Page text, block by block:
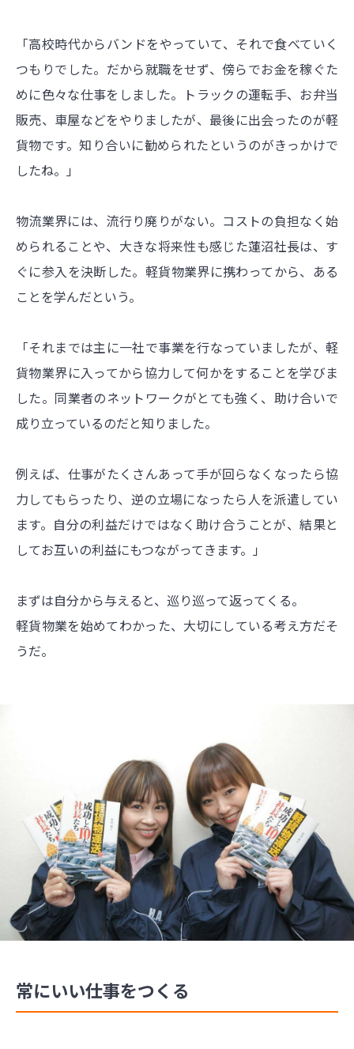
「高校時代からバンドをやっていて、それで食べていく
つもりでした。だから就職をせず、傍らでお金を稼ぐた
めに色々な仕事をしました。トラックの運転手、お弁当
販売、車屋などをやりましたが、最後に出会ったのが軽
貨物です。知り合いに勧められたというのがきっかけで
したね。」
物流業界には、流行り廃りがない。コストの負担なく始
められることや、大きな将来性も感じた蓮沼社長は、す
ぐに参入を決断した。軽貨物業界に携わってから、ある
ことを学んだという。
「それまでは主に一社で事業を行なっていましたが、軽
貨物業界に入ってから協力して何かをすることを学びま
した。同業者のネットワークがとても強く、助け合いで
成り立っているのだと知りました。
例えば、仕事がたくさんあって手が回らなくなったら協
力してもらったり、逆の立場になったら人を派遣してい
ます。自分の利益だけではなく助け合うことが、結果と
してお互いの利益にもつながってきます。」
まずは自分から与えると、巡り巡って返ってくる。
軽貨物業を始めてわかった、大切にしている考え方だそ
うだ。
常にいい仕事をつくる